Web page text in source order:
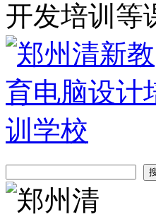
开发培训等